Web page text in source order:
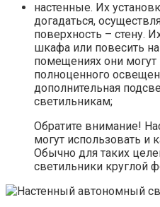
настенные. Их
догадаться,
поверхность – стену.
шкафа или повесить
помещениях они могут
полноценного
дополнительная
светильникам;
Обратите внимание!
могут использовать и
Обычно для таких
светильники круглой